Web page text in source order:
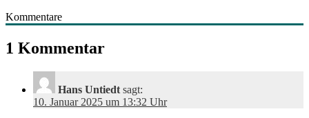
Kommentare
1 Kommentar
Hans Untiedt sagt:
10. Januar 2025 um 13:32 Uhr